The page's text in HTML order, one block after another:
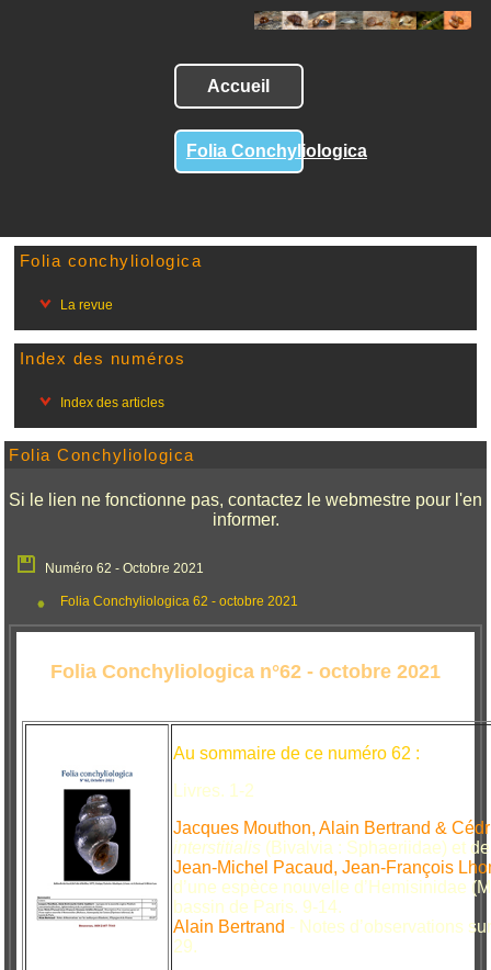
Accueil
Folia Conchyliologica
Folia conchyliologica
La revue
Index des numéros
Index des articles
Folia Conchyliologica
Si le lien ne fonctionne pas, contactez le webmestre pour l'en
informer.
Numéro 62 - Octobre 2021
Folia Conchyliologica 62 - octobre 2021
Folia Conchyliologica n°62 - octobre 2021
Au sommaire de ce numéro 62 :
Livres. 1-2
Jacques Mouthon, Alain Bertrand &
interstitialis (Bivalvia : Sphaeriidae) et
Jean-Michel Pacaud, Jean-François
d’une espèce nouvelle d’Hemisinidae
bassin de Paris. 9-14.
Alain Bertrand - Notes d’observations
29.